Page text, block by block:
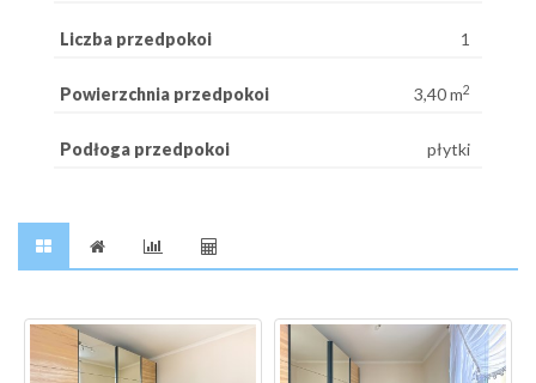
Liczba przedpokoi 1
Powierzchnia przedpokoi 3,40 m2
Podłoga przedpokoi płytki